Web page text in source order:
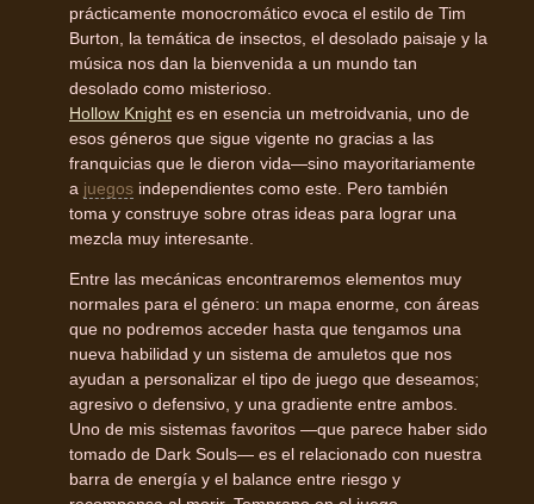
prácticamente monocromático evoca el estilo de Tim
Burton, la temática de insectos, el desolado paisaje y la
música nos dan la bienvenida a un mundo tan
desolado como misterioso.
Hollow Knight es en esencia un metroidvania, uno de
esos géneros que sigue vigente no gracias a las
franquicias que le dieron vida—sino mayoritariamente
a juegos independientes como este. Pero también
toma y construye sobre otras ideas para lograr una
mezcla muy interesante.
Entre las mecánicas encontraremos elementos muy
normales para el género: un mapa enorme, con áreas
que no podremos acceder hasta que tengamos una
nueva habilidad y un sistema de amuletos que nos
ayudan a personalizar el tipo de juego que deseamos;
agresivo o defensivo, y una gradiente entre ambos.
Uno de mis sistemas favoritos —que parece haber sido
tomado de Dark Souls— es el relacionado con nuestra
barra de energía y el balance entre riesgo y